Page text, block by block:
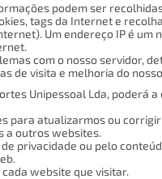
podem ser
tags da Internet e
Um endereço IP é
com o nosso servidor,
de visita e melhoria do
Unipessoal Lda, poderá
para atualizarmos ou
a outros websites.
privacidade ou pelo
website que visitar.